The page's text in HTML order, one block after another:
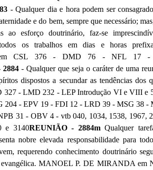
- Qualquer dia e hora podem ser
e do bem, sempre que necessário;
ao esforço doutrinário, faz-se
os trabalhos em dias e horas
CSL 376 - DMD 76 - NFL 17 -
2884 - Qualquer que seja o caráter de uma
dispostos a secundar as tendências dos
327 - LMD 232 - LEP Introdução VI e VIII e
204 - EPV 19 - FDI 12 - LRD 39 - MSG 38 -
31 - OBV 4 - vtb 040, 1034, 1538, 1967,
e 3140REUNIÃO - 2884mQualquer
nobre elevada responsabilidade para
requerendo conhecimento doutrinário
evangélica. MANOEL P. DE MIRANDA em